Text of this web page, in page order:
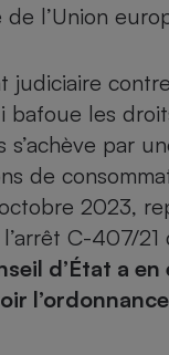
l’Union
judiciaire
bafoue les
s’achève par
de
2023,
C-407/
d’État a